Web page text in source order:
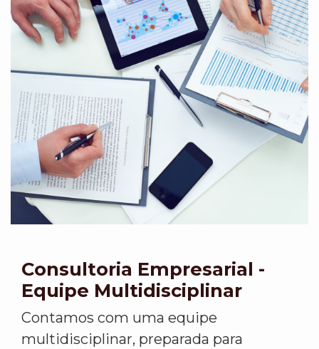
Consultoria Empresarial -
Equipe Multidisciplinar
Contamos com uma equipe
multidisciplinar, preparada para